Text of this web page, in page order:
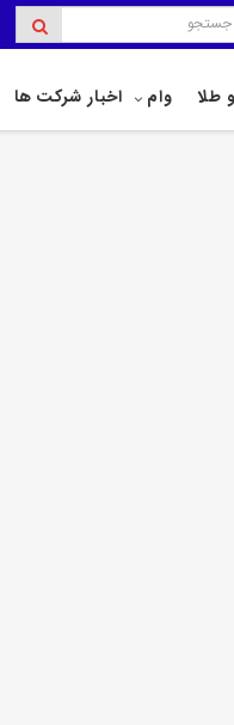
طلا وام اخبار شرکت ها